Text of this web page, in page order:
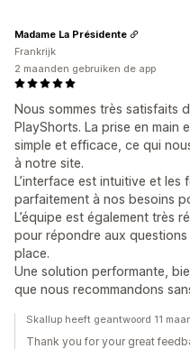
Nous sommes très satisfaits
PlayShorts. La prise en main
simple et efficace, ce qui
à notre site.
L’interface est intuitive et
parfaitement à nos besoins
L’équipe est également très
pour répondre aux
place.
Une solution performante,
que nous recommandons
Madame La Présidente
Frankrijk
2 maanden gebruiken de app
Skallup heeft geantwoord 11
Thank you for your great